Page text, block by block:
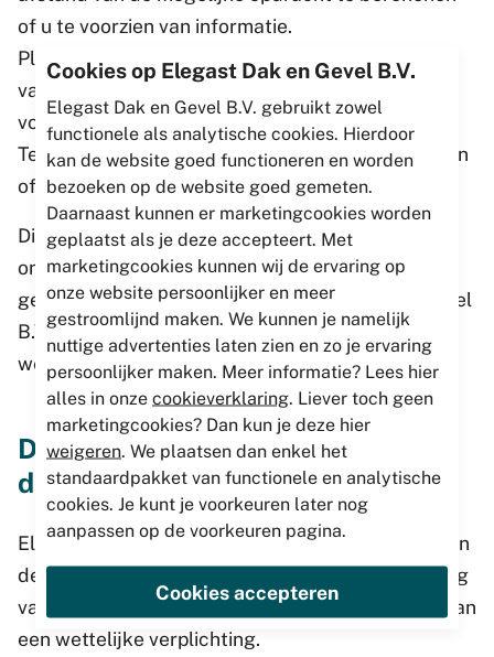
of u te voorzien van informatie.
Plaats > 1 maand > Om u te contacteren, afstand
van de mogelijke opdracht te berekenen of u te
voorzien van informatie.
Telefoonnummer > 1 maand > Om u te contacteren
of te voorzien van informatie.
Dit bewaartermijn is niet van toepassing na het
ontvangen van een offerte van Elegast dak en
gevel B.V. of bij gegevens die Elegast dak en gevel
B.V. moet bewaren om te voldoen aan een
wettelijke verplichting.
Delen van persoonsgegevens met
derden
Elegast dak en gevel B.V. verstrekt uitsluitend aan
derden en alleen als dit nodig is voor de uitvoering
van onze overeenkomst met u of om te voldoen aan
een wettelijke verplichting.
Cookies op Elegast Dak en Gevel B.V.
Elegast Dak en Gevel B.V. gebruikt zowel
functionele als analytische cookies. Hierdoor
kan de website goed functioneren en worden
bezoeken op de website goed gemeten.
Daarnaast kunnen er marketingcookies worden
geplaatst als je deze accepteert. Met
marketingcookies kunnen wij de ervaring op
onze website persoonlijker en meer
gestroomlijnd maken. We kunnen je namelijk
nuttige advertenties laten zien en zo je ervaring
persoonlijker maken. Meer informatie? Lees hier
alles in onze cookieverklaring. Liever toch geen
marketingcookies? Dan kun je deze hier
weigeren. We plaatsen dan enkel het
standaardpakket van functionele en analytische
cookies. Je kunt je voorkeuren later nog
aanpassen op de voorkeuren pagina.
Cookies accepteren